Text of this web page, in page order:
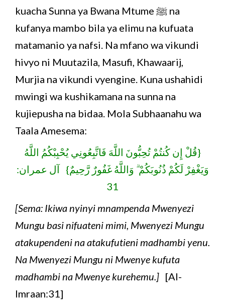
kuacha Sunna ya Bwana Mtume ﷺ na
kufanya mambo bila ya elimu na kufuata
matamanio ya nafsi. Na mfano wa vikundi
hivyo ni Muutazila, Masufi, Khawaarij,
Murjia na vikundi vyengine. Kuna ushahidi
mwingi wa kushikamana na sunna na
kujiepusha na bidaa. Mola Subhaanahu wa
Taala Amesema:
{قُلْ إِن كُنتُمْ تُحِبُّونَ اللَّهَ فَاتَّبِعُونِي يُحْبِبْكُمُ اللَّهُ
وَيَغْفِرْ لَكُمْ ذُنُوبَكُمْ ۗ وَاللَّهُ غَفُورٌ رَّحِيمٌ} آل عمران:
31
[Sema: Ikiwa nyinyi mnampenda Mwenyezi
Mungu basi nifuateni mimi, Mwenyezi Mungu
atakupendeni na atakufutieni madhambi yenu.
Na Mwenyezi Mungu ni Mwenye kufuta
madhambi na Mwenye kurehemu.] [Al-
Imraan:31]